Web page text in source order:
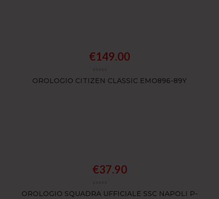
OROLOGIO CITIZEN CLASSIC EMO896-89Y
€149.00
OROLOGIO SQUADRA UFFICIALE SSC NAPOLI P-
€37.90